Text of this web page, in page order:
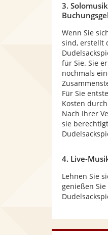
3.
Wenn Sie
sind, erstellt
für Sie. Sie
nochmals
Für Sie
Kosten
Nach Ihrer
sie
4. Live-
Lehnen Sie
genießen